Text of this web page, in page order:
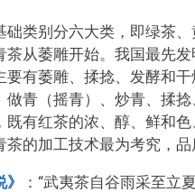
类别分六大类，即绿茶
从萎雕开始。我国最先
有萎雕、揉捻、发酵和
青（摇青）、炒青、揉
有红茶的浓、醇、鲜和
的加工技术最为考究，品
》
：“武夷茶自谷雨采至立